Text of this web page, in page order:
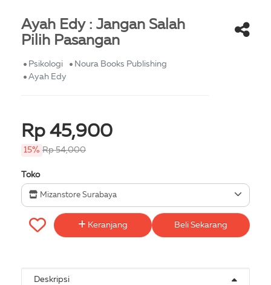
Ayah Edy : Jangan Salah
Pilih Pasangan
Psikologi
Noura Books Publishing
Ayah Edy
Rp 45,900
15% Rp 54,000
Toko
Mizanstore Surabaya
Keranjang Beli Sekarang
Deskripsi